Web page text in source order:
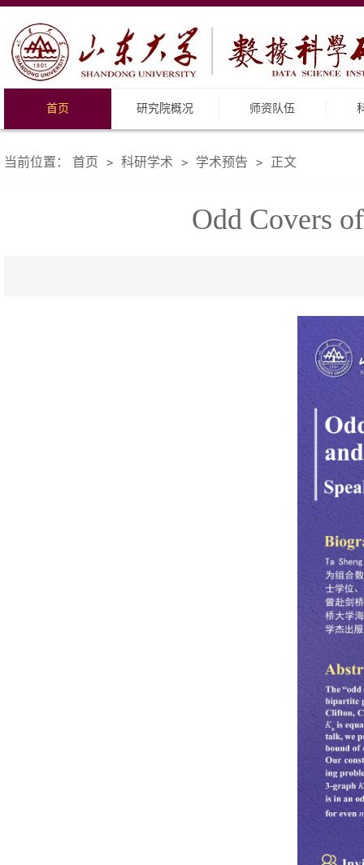
首页 研究院概况 师资队伍
当前位置： 首页 > 科研学术 > 学术预告 > 正文
Odd Covers